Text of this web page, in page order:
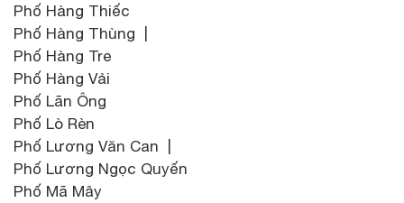
Phố Hàng Thiếc
Phố Hàng Thùng |
Phố Hàng Tre
Phố Hàng Vải
Phố Lãn Ông
Phố Lò Rèn
Phố Lương Văn Can |
Phố Lương Ngọc Quyến
Phố Mã Mây